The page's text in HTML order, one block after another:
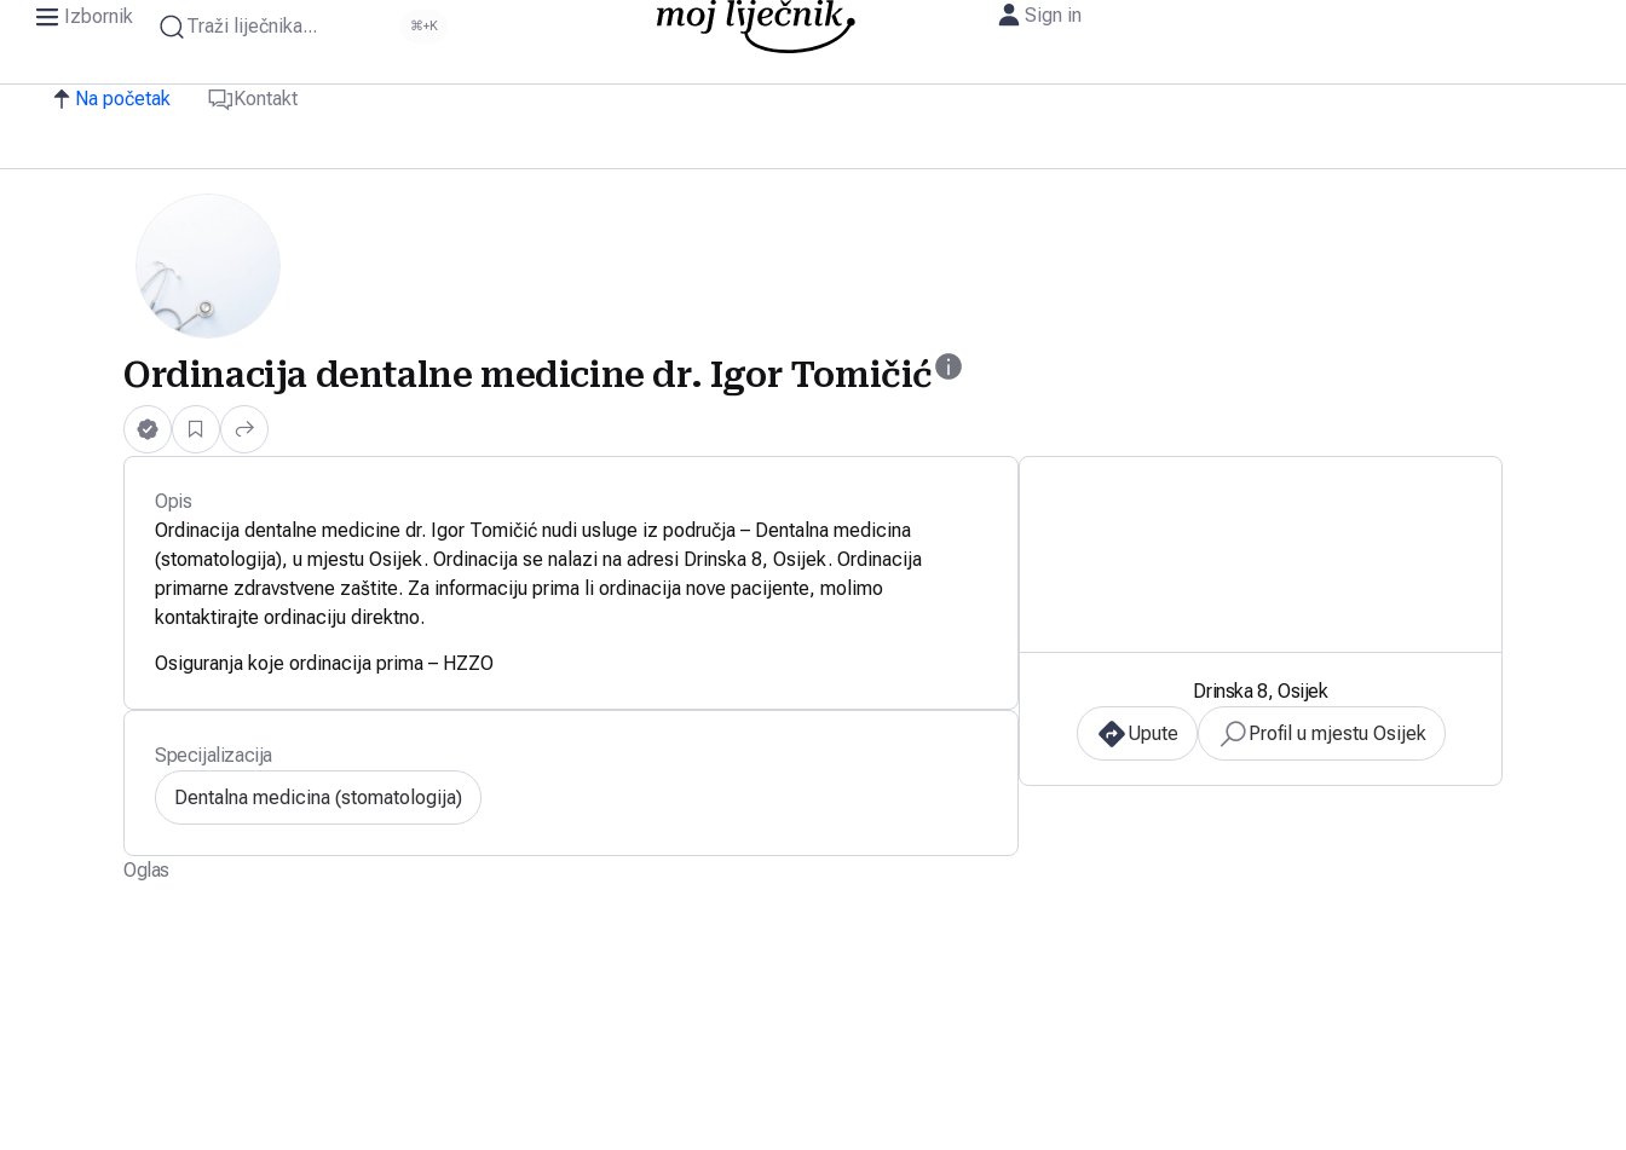
Izbornik Traži liječnika... ⌘+K Sign in
Na početak Kontakt
Ordinacija dentalne medicine dr. Igor Tomičić
Opis
Ordinacija dentalne medicine dr. Igor Tomičić nudi usluge iz područja – Dentalna medicina
(stomatologija), u mjestu Osijek. Ordinacija se nalazi na adresi Drinska 8, Osijek. Ordinacija
primarne zdravstvene zaštite. Za informaciju prima li ordinacija nove pacijente, molimo
kontaktirajte ordinaciju direktno.
Osiguranja koje ordinacija prima – HZZO
Specijalizacija
Dentalna medicina (stomatologija)
Oglas
Drinska 8, Osijek
Upute
Profil u mjestu Osijek